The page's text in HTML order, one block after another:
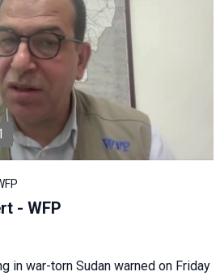
- WFP
in war-torn Sudan warned on Friday